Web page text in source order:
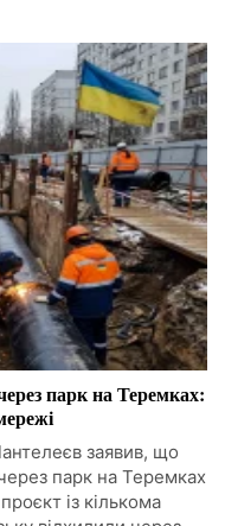
парк на Теремках:
заявив, що
парк на Теремках
із кількома